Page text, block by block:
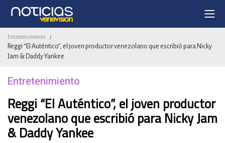
Entretenimiento /
Reggi “El Auténtico”, el joven productor venezolano que escribió para Nicky
Jam & Daddy Yankee
Entretenimiento
Reggi “El Auténtico”, el joven productor
venezolano que escribió para Nicky Jam
& Daddy Yankee